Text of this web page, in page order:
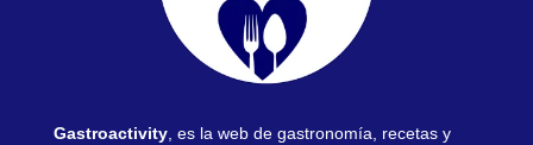
Gastroactivity, es la web de gastronomía, recetas y